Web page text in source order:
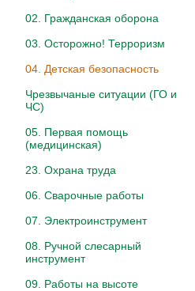
02. Гражданская оборона
03. Осторожно! Терроризм
04. Детская безопасность
Чрезвычаные ситуации (ГО и
ЧС)
05. Первая помощь
(медицинская)
23. Охрана труда
06. Сварочные работы
07. Электроинструмент
08. Ручной слесарный
инструмент
09. Работы на высоте